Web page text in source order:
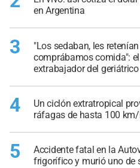
en Argentina
3
"Los sedaban, les
comprábamos comida":
extrabajador del geriátrico
4
Un ciclón extratropical
ráfagas de hasta 100
5
Accidente fatal en la
frigorífico y murió uno de